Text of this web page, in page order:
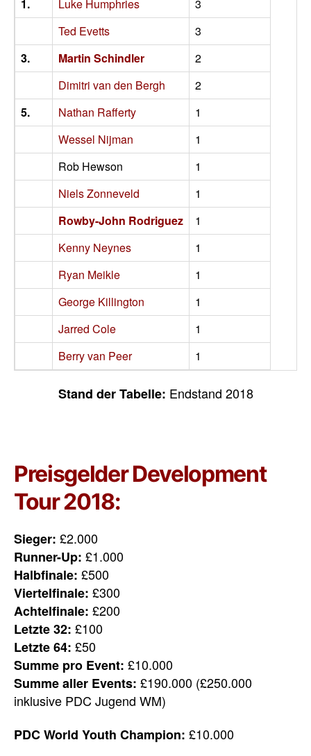
1.
Luke Humphries
3
Ted Evetts
3
3.
Martin Schindler
2
Dimitri van den Bergh
2
5.
Nathan Rafferty
1
Wessel Nijman
1
Rob Hewson
1
Niels Zonneveld
1
Rowby-John Rodriguez
1
Kenny Neynes
1
Ryan Meikle
1
George Killington
1
Jarred Cole
1
Berry van Peer
1
Stand der Tabelle: Endstand 2018
Preisgelder Development
Tour 2018:
Sieger: £2.000
Runner-Up: £1.000
Halbfinale: £500
Viertelfinale: £300
Achtelfinale: £200
Letzte 32: £100
Letzte 64: £50
Summe pro Event: £10.000
Summe aller Events: £190.000 (£250.000
inklusive PDC Jugend WM)
PDC World Youth Champion: £10.000